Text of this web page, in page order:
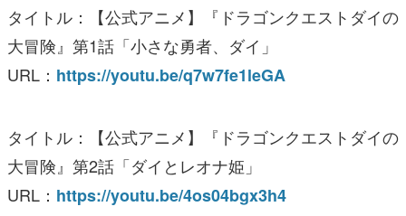
タイトル：【公式アニメ】『ドラゴンクエストダイの
大冒険』第1話「小さな勇者、ダイ」
URL： https://youtu.be/q7w7fe1leGA
タイトル：【公式アニメ】『ドラゴンクエストダイの
大冒険』第2話「ダイとレオナ姫」
URL： https://youtu.be/4os04bgx3h4